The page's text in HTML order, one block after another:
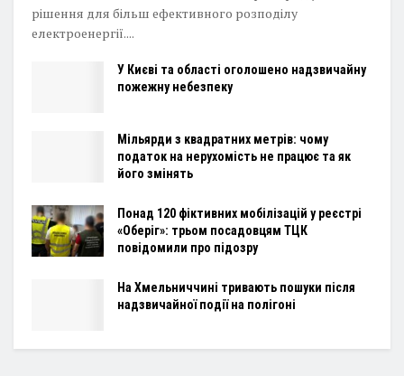
рішення для більш ефективного розподілу
електроенергії....
У Києві та області оголошено надзвичайну
пожежну небезпеку
Мільярди з квадратних метрів: чому
податок на нерухомість не працює та як
його змінять
Понад 120 фіктивних мобілізацій у реєстрі
«Оберіг»: трьом посадовцям ТЦК
повідомили про підозру
На Хмельниччині тривають пошуки після
надзвичайної події на полігоні